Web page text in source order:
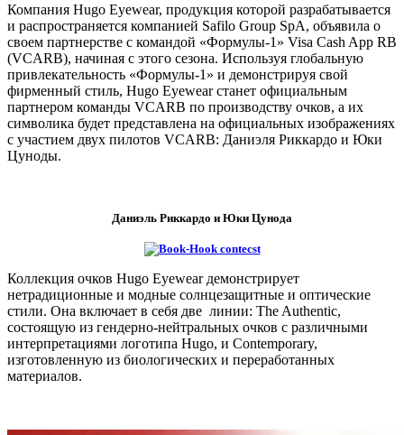
Компания Hugo Eyewear, продукция которой разрабатывается
и распространяется компанией Safilo Group SpA, объявила о
своем партнерстве с командой «Формулы-1» Visa Cash App RB
(VCARB), начиная с этого сезона. Используя глобальную
привлекательность «Формулы-1» и демонстрируя свой
фирменный стиль, Hugo Eyewear станет официальным
партнером команды VCARB по производству очков, а их
символика будет представлена на официальных изображениях
с участием двух пилотов VCARB: Даниэля Риккардо и Юки
Цуноды.
Даниэль Риккардо и Юки Цунода
Коллекция очков Hugo Eyewear демонстрирует
нетрадиционные и модные солнцезащитные и оптические
стили. Она включает в себя две линии: The Authentic,
состоящую из гендерно-нейтральных очков с различными
интерпретациями логотипа Hugo, и Contemporary,
изготовленную из биологических и переработанных
материалов.